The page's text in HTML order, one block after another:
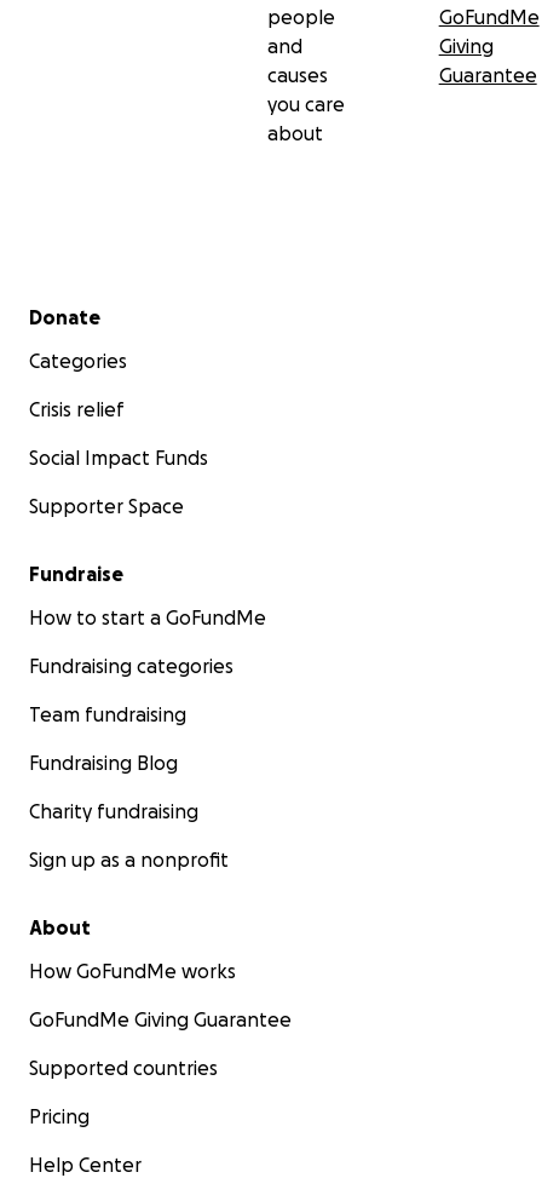
people
and
causes
you care
about
GoFundMe
Giving
Guarantee
Secondary menu
Donate
Categories
Crisis relief
Social Impact Funds
Supporter Space
Fundraise
How to start a GoFundMe
Fundraising categories
Team fundraising
Fundraising Blog
Charity fundraising
Sign up as a nonprofit
About
How GoFundMe works
GoFundMe Giving Guarantee
Supported countries
Pricing
Help Center